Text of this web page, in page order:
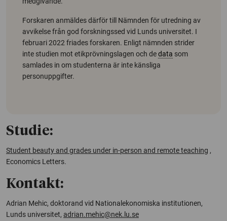
Forskaren anmäldes därför till Nämnden för utredning av
avvikelse från god forskningssed vid Lunds universitet. I
februari 2022 friades forskaren. Enligt nämnden strider
inte studien mot etikprövningslagen och dedata som
samlades in om studenterna är inte känsliga
personuppgifter.
Studie:
Student beauty and grades under in-person and remote teaching ,
Economics Letters.
Kontakt:
Adrian Mehic, doktorand vid Nationalekonomiska institutionen,
Lunds universitet, adrian.mehic@nek.lu.se